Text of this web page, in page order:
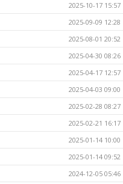
2025-10-17 15:57
2025-09-09 12:28
2025-08-01 20:52
2025-04-30 08:26
2025-04-17 12:57
2025-04-03 09:00
2025-02-28 08:27
2025-02-21 16:17
2025-01-14 10:00
2025-01-14 09:52
2024-12-05 05:46